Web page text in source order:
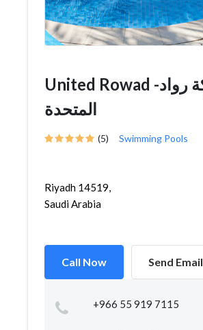
United Rowad -شركة رواد
المتحدة
(5) Swimming Pools
Riyadh 14519,
Saudi Arabia
Call Now Send Email
+966 55 919 7115